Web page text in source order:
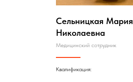
Сельницкая Мария
Николаевна
Медицинский сотрудник
Квалификация: